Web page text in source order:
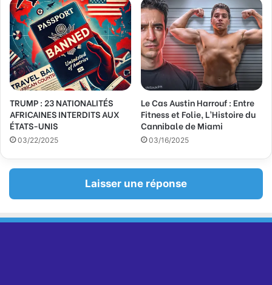
TRUMP : 23 NATIONALITÉS
AFRICAINES INTERDITS AUX
ÉTATS-UNIS
03/22/2025
Le Cas Austin Harrouf : Entre
Fitness et Folie, L’Histoire du
Cannibale de Miami
03/16/2025
Laisser une réponse